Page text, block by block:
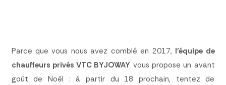
Parce que vous nous avez comblé en 2017, l’équipe de
chauffeurs privés VTC BYJOWAY vous propose un avant
goût de Noël : à partir du 18 prochain, tentez de